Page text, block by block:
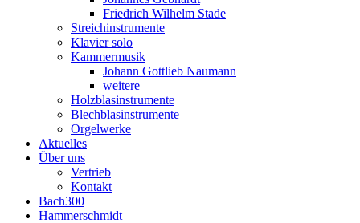
Friedrich Wilhelm Stade
Streichinstrumente
Klavier solo
Kammermusik
Johann Gottlieb Naumann
weitere
Holzblasinstrumente
Blechblasinstrumente
Orgelwerke
Aktuelles
Über uns
Vertrieb
Kontakt
Bach300
Hammerschmidt